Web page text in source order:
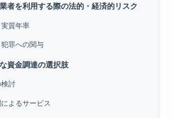
者を利用する際の法的・経済的リスク
質年率
罪への関与
資金調達の選択肢
討
よるサービス